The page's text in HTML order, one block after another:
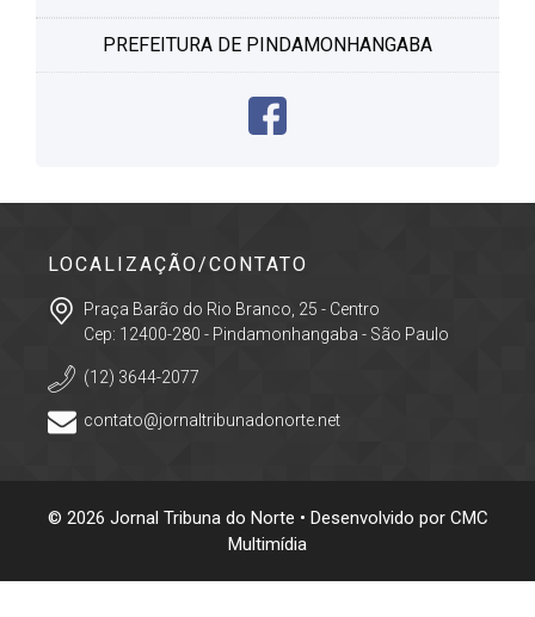
PREFEITURA DE PINDAMONHANGABA
LOCALIZAÇÃO/CONTATO
Praça Barão do Rio Branco, 25 - Centro
Cep: 12400-280 - Pindamonhangaba - São Paulo
(12) 3644-2077
contato@jornaltribunadonorte.net
© 2026 Jornal Tribuna do Norte • Desenvolvido por CMC
Multimídia